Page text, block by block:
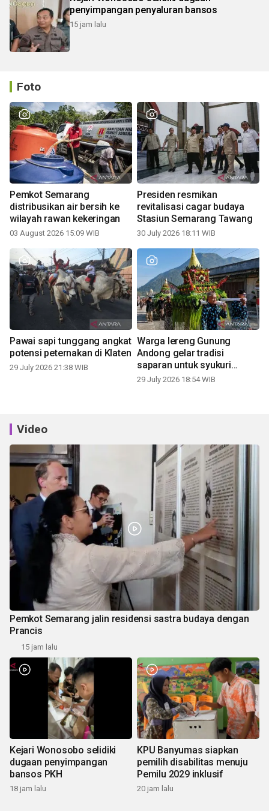
penyimpangan penyaluran bansos
15 jam lalu
Foto
Pemkot Semarang
distribusikan air bersih ke
wilayah rawan kekeringan
03 August 2026 15:09 WIB
Presiden resmikan
revitalisasi cagar budaya
Stasiun Semarang Tawang
30 July 2026 18:11 WIB
Pawai sapi tunggang angkat
potensi peternakan di Klaten
29 July 2026 21:38 WIB
Warga lereng Gunung
Andong gelar tradisi
saparan untuk syukuri
panen
29 July 2026 18:54 WIB
Video
Pemkot Semarang jalin residensi sastra budaya dengan
Prancis
15 jam lalu
Kejari Wonosobo selidiki
dugaan penyimpangan
bansos PKH
18 jam lalu
KPU Banyumas siapkan
pemilih disabilitas menuju
Pemilu 2029 inklusif
20 jam lalu